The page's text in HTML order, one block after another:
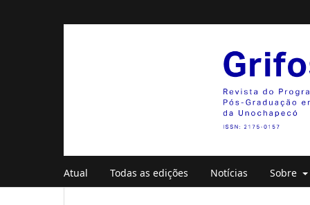
Atual Todas as edições Notícias Sobre